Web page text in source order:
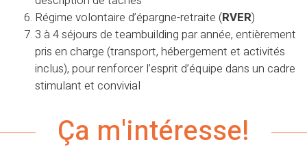
Régime volontaire d’épargne-retraite (RVER)
3 à 4 séjours de teambuilding par année, entièrement
pris en charge (transport, hébergement et activités
inclus), pour renforcer l’esprit d’équipe dans un cadre
stimulant et convivial
Ça m'intéresse!